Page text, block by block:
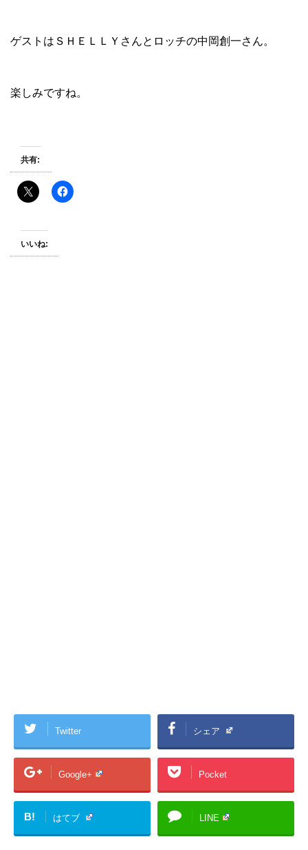
ゲストはＳＨＥＬＬＹさんとロッチの中岡創一さん。
楽しみですね。
共有:
いいね:
Twitter シェア
Google+ Pocket
B! はてブ LINE